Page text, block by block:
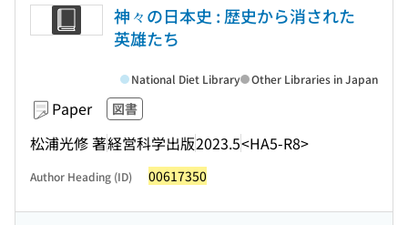
神々の日本史 : 歴史から消された
英雄たち
Paper 図書
松浦光修 著経営科学出版2023.5<HA5-R8>
National Diet Library Other Libraries in Japan
Author Heading (ID) 00617350